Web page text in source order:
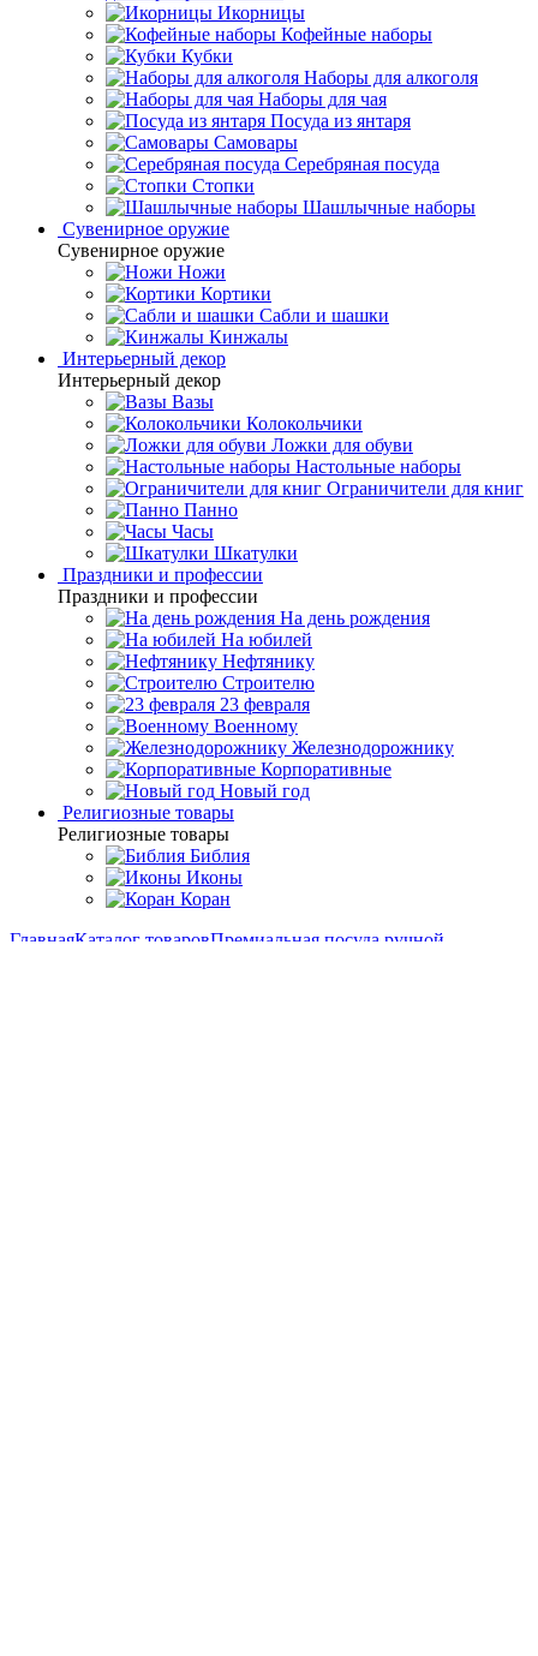
Икорницы
Кофейные наборы
Кубки
Наборы для алкоголя
Наборы для чая
Посуда из янтаря
Самовары
Серебряная посуда
Стопки
Шашлычные наборы
Сувенирное оружие
Сувенирное оружие
Ножи
Кортики
Сабли и шашки
Кинжалы
Интерьерный декор
Интерьерный декор
Вазы
Колокольчики
Ложки для обуви
Настольные наборы
Ограничители для книг
Панно
Часы
Шкатулки
Праздники и профессии
Праздники и профессии
На день рождения
На юбилей
Нефтянику
Строителю
23 февраля
Военному
Железнодорожнику
Корпоративные
Новый год
Религиозные товары
Религиозные товары
Библия
Иконы
Коран
ГлавнаяКаталог товаровПремиальная посуда ручной